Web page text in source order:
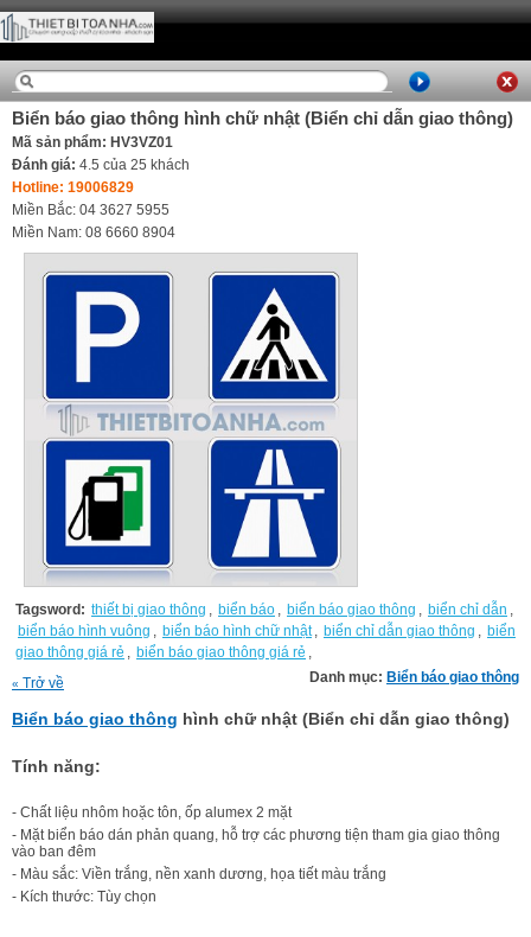
Biển báo giao thông hình chữ nhật (Biển chỉ dẫn giao thông)
Mã sản phẩm: HV3VZ01
Đánh giá: 4.5 của 25 khách
Hotline: 19006829
Miền Bắc: 04 3627 5955
Miền Nam: 08 6660 8904
Tagsword: thiết bị giao thông , biển báo , biển báo giao thông , biển chỉ dẫn ,
biển báo hình vuông , biển báo hình chữ nhật , biển chỉ dẫn giao thông , biển
giao thông giá rẻ , biển báo giao thông giá rẻ ,
« Trở về Danh mục: Biển báo giao thông
Biển báo giao thông hình chữ nhật (Biển chỉ dẫn giao thông)
Tính năng:
- Chất liệu nhôm hoặc tôn, ốp alumex 2 mặt
- Mặt biển báo dán phản quang, hỗ trợ các phương tiện tham gia giao thông
vào ban đêm
- Màu sắc: Viền trắng, nền xanh dương, họa tiết màu trắng
- Kích thước: Tùy chọn